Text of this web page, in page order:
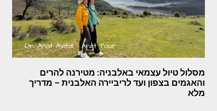
מסלול טיול עצמאי באלבניה: מטירנה להרים
והאגמים בצפון ועד לריביירה האלבנית – מדריך
מלא